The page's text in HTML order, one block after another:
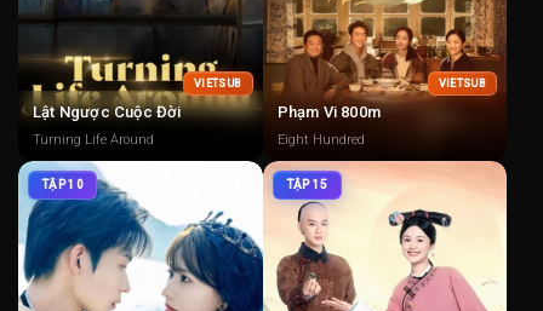
VIETSUB
Lật Ngược Cuộc Đời
Turning Life Around
VIETSUB
Phạm Vi 800m
Eight Hundred
TẬP 10 TẬP 15